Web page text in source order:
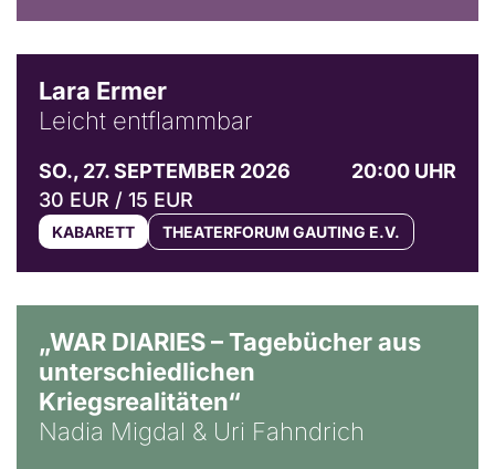
Lara Ermer
Leicht entflammbar
SO., 27. SEPTEMBER 2026
20:00 UHR
30 EUR / 15 EUR
KABARETT THEATERFORUM GAUTING E.V.
„WAR DIARIES – Tagebücher aus
unterschiedlichen
Kriegsrealitäten“
Nadia Migdal & Uri Fahndrich